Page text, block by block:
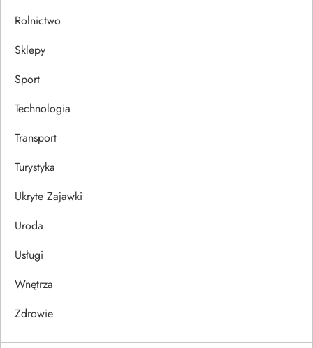
Rolnictwo
Sklepy
Sport
Technologia
Transport
Turystyka
Ukryte Zajawki
Uroda
Usługi
Wnętrza
Zdrowie